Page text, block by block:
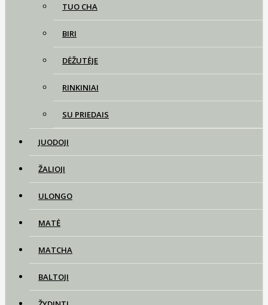
TUO CHA
BIRI
DĖŽUTĖJE
RINKINIAI
SU PRIEDAIS
JUODOJI
ŽALIOJI
ULONGO
MATĖ
MATCHA
BALTOJI